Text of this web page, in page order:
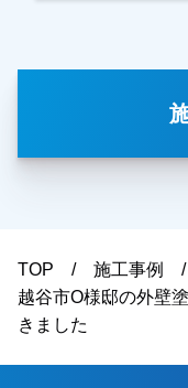
レーションなど
「仕上がりもと
になりました」
ただけたようで
す。この度は大
任せいただき、
TOP
施工事例
越谷市O様邸の外壁
きました